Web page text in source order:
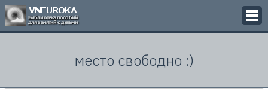
Кроссворды
место свободно :)